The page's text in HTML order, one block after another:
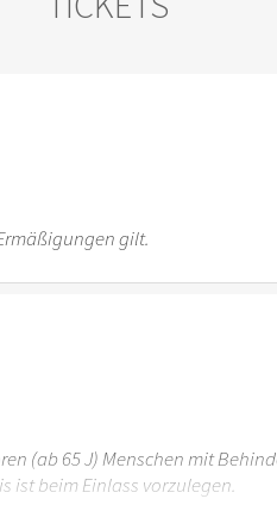
gilt.
(ab 65 J) Menschen mit
ist beim Einlass vorzulegen.